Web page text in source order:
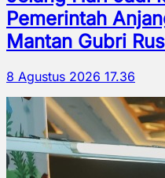
Pemerintah
Mantan Gubri
8 Agustus 2026 17.36